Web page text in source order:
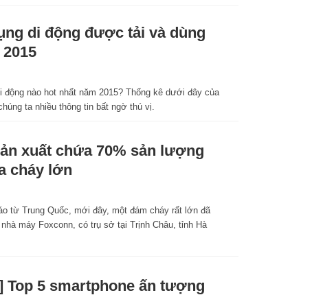
di động được tải và dùng
động nào hot nhất năm 2015? Thống kê dưới đây của
ta nhiều thông tin bất ngờ thú vị.
xuất chứa 70% sản lượng
cháy lớn
từ Trung Quốc, mới đây, một đám cháy rất lớn đã
máy Foxconn, có trụ sở tại Trịnh Châu, tỉnh Hà
Top 5 smartphone ấn tượng